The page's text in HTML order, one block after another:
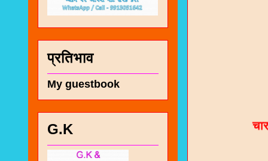
प्रतिभाव
My guestbook
G.K